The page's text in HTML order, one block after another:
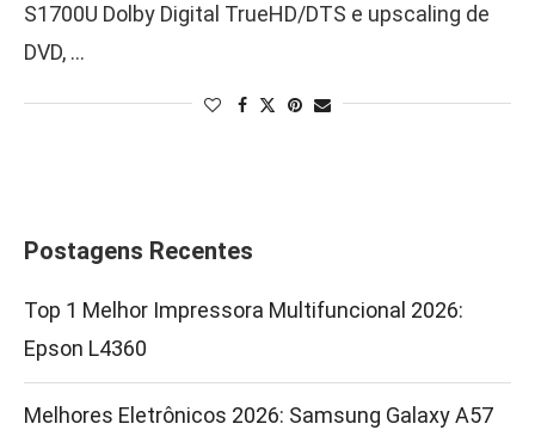
S1700U Dolby Digital TrueHD/DTS e upscaling de
DVD, …
Postagens Recentes
Top 1 Melhor Impressora Multifuncional 2026:
Epson L4360
Melhores Eletrônicos 2026: Samsung Galaxy A57